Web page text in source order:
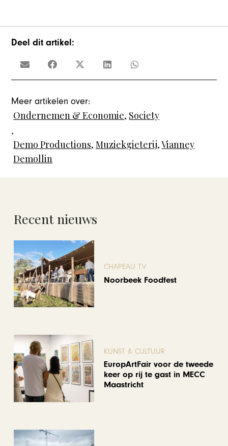
Deel dit artikel:
Meer artikelen over:
Ondernemen & Economie, Society
,
Demo Productions,Muziekgieterij,Vianney
Demollin
Recent nieuws
CHAPEAU TV
Noorbeek Foodfest
KUNST & CULTUUR
EuropArtFair voor de tweede
keer op rij te gast in MECC
Maastricht